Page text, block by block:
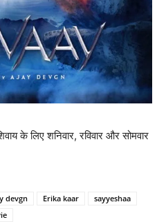
के लिए शनिवार, रविवार और सोमवार
devgn Erika kaar
sayyeshaa